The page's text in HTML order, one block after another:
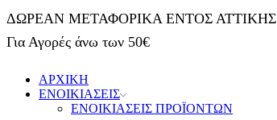
ΔΩΡΕΑΝ ΜΕΤΑΦΟΡΙΚΑ ΕΝΤΟΣ ΑΤΤΙΚΗΣ
Για Αγορές άνω των 50€
ΑΡΧΙΚΗ
ΕΝΟΙΚΙΑΣΕΙΣ
ΕΝΟΙΚΙΑΣΕΙΣ ΠΡΟΪΟΝΤΩΝ